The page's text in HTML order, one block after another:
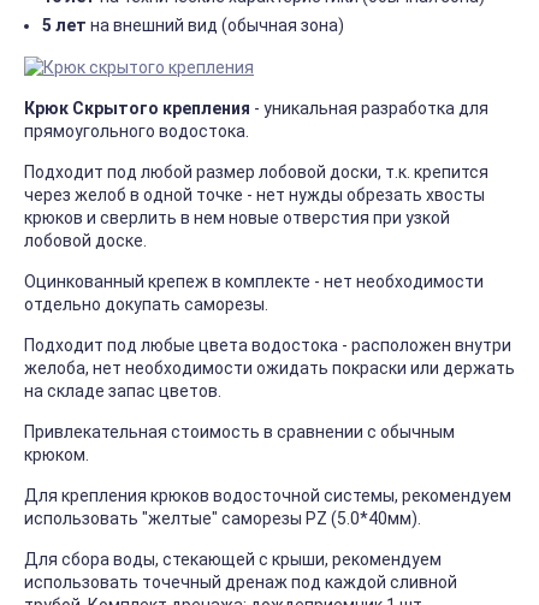
5 лет на внешний вид (обычная зона)
Крюк Скрытого крепления - уникальная разработка для
прямоугольного водостока.
Подходит под любой размер лобовой доски, т.к. крепится
через желоб в одной точке - нет нужды обрезать хвосты
крюков и сверлить в нем новые отверстия при узкой
лобовой доске.
Оцинкованный крепеж в комплекте - нет необходимости
отдельно докупать саморезы.
Подходит под любые цвета водостока - расположен внутри
желоба, нет необходимости ожидать покраски или держать
на складе запас цветов.
Привлекательная стоимость в сравнении с обычным
крюком.
Для крепления крюков водосточной системы, рекомендуем
использовать "желтые" саморезы PZ (5.0*40мм).
Для сбора воды, стекающей с крыши, рекомендуем
использовать точечный дренаж под каждой сливной